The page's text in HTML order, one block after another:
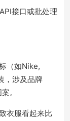
接口或批处理
（如Nike,
，涉及品牌
。
衣服看起来比